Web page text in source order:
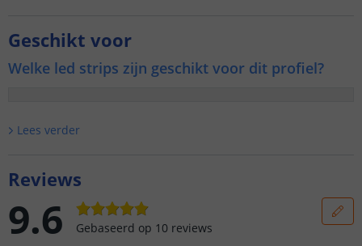
Geschikt voor
Welke led strips zijn geschikt voor dit profiel?
Lees verder
Reviews
9.6 Gebaseerd op 10 reviews